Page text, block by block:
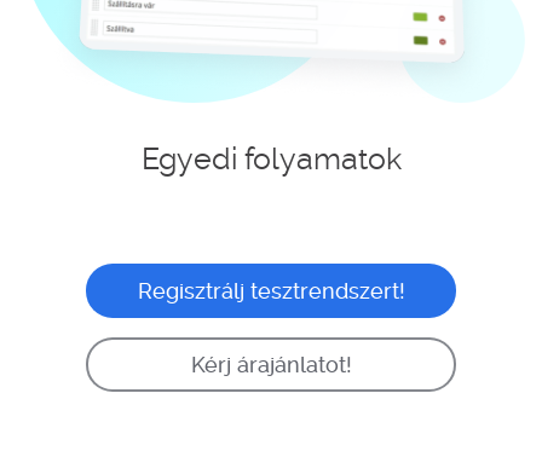
Egyedi folyamatok
Regisztrálj tesztrendszert!
Kérj árajánlatot!